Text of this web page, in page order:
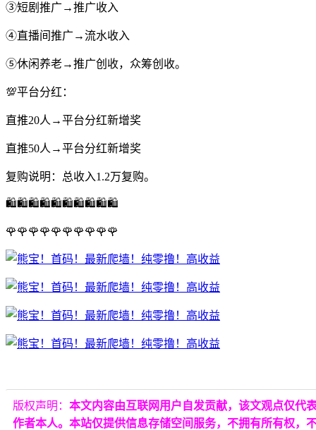
③短剧推广→推广收入
④直播间推广→流水收入
⑤休闲养老→推广创收，众筹创收。
💯平台分红：
直推20人→平台分红新增奖
直推50人→平台分红新增奖
复购说明：总收入1.2万复购。
🛍🛍🛍🛍🛍🛍🛍🛍🛍🛍
🌹🌹🌹🌹🌹🌹🌹🌹🌹🌹
版权声明： 本文内容由互联网用户自发贡献，该文观点仅代
作者本人。本站仅提供信息存储空间服务，不拥有所有权，